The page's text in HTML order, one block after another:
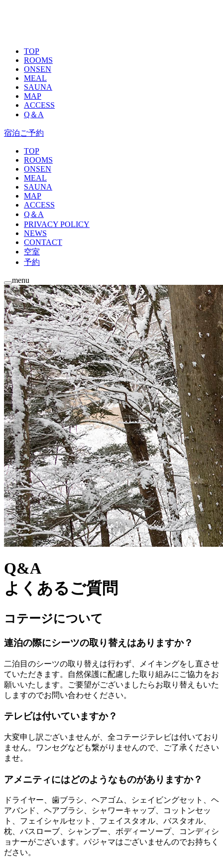
TOP
ROOMS
ONSEN
MEAL
SAUNA
MAP
ACCESS
Q＆A
宿泊ご予約
TOP
ROOMS
ONSEN
MEAL
SAUNA
MAP
ACCESS
Q＆A
PRIVACY POLICY
NEWS
CONTACT
空室
予約
menu
Q&A
よくあるご質問
コテージについて
連泊の際にシーツの取り替えはありますか？
二泊目のシーツの取り替えは行わず、メイキングをし直させ
ていただきます。自然保護に配慮した取り組みにご協力をお
願いいたします。ご要望がございましたらお取り替えもいた
しますのでお問い合わせください。
テレビは付いていますか？
大変申し訳ございませんが、全コテージテレビは付いており
ません。ワンセグなども繋がりませんので、ご了承ください
ませ。
アメニティにはどのようなものがありますか？
ドライヤー、歯ブラシ、ヘアゴム、シェイビングセット、ヘ
アバンド、ヘアブラシ、シャワーキャップ、コットンセッ
ト、フェイシャルセット、フェイスタオル、バスタオル、
枕、バスローブ、シャンプー、ボディーソープ、コンディシ
ョナーがございます。パジャマはございませんのでお持ちく
ださい。